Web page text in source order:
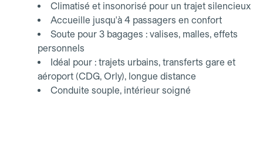
Climatisé et insonorisé pour un trajet silencieux
Accueille jusqu'à 4 passagers en confort
Soute pour 3 bagages : valises, malles, effets
personnels
Idéal pour : trajets urbains, transferts gare et
aéroport (CDG, Orly), longue distance
Conduite souple, intérieur soigné